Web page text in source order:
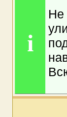
i
Не